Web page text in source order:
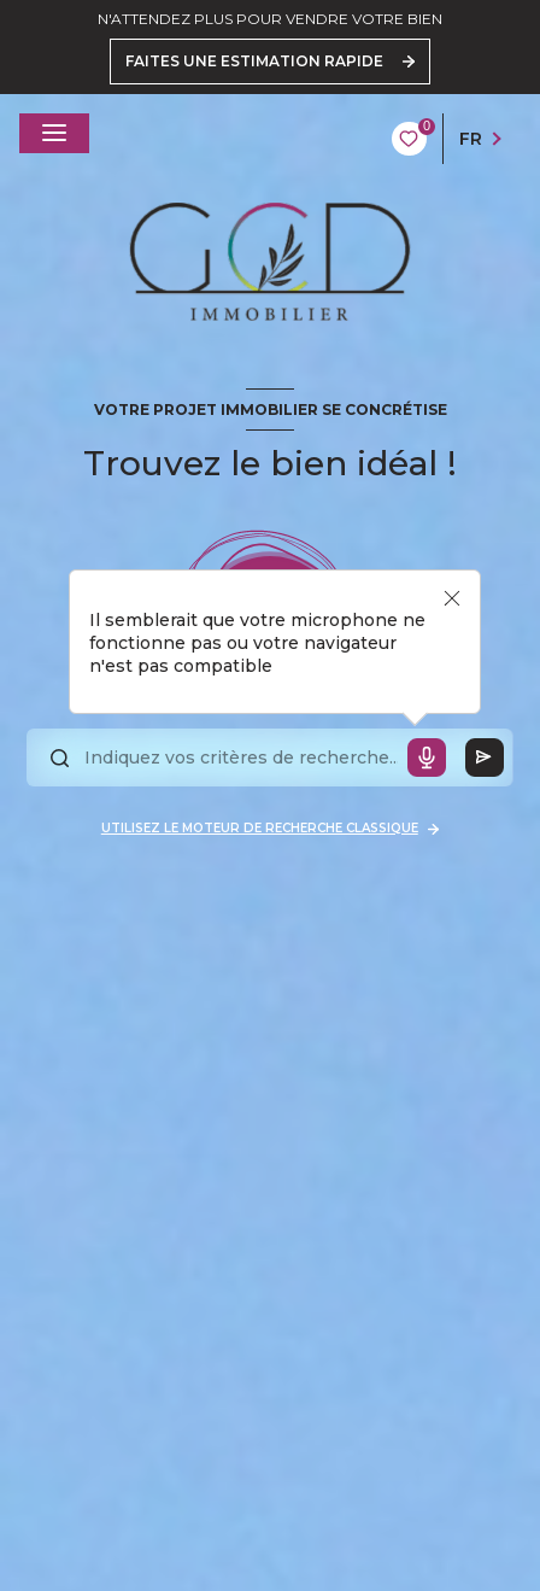
N'ATTENDEZ PLUS POUR VENDRE VOTRE BIEN
FAITES UNE ESTIMATION RAPIDE
0
FR
VOTRE PROJET IMMOBILIER SE CONCRÉTISE
Trouvez le bien idéal !
Il semblerait que votre microphone ne
fonctionne pas ou votre navigateur
n'est pas compatible
UTILISEZ LE MOTEUR DE RECHERCHE CLASSIQUE